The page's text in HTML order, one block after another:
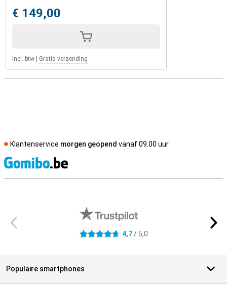
€ 149,00
Incl. btw Gratis verzending
Klantenservice morgen geopend vanaf 09.00 uur
4.7 sterren 4,7/ 5,0
Populaire smartphones